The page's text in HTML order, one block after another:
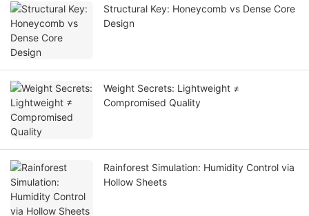
Structural Key: Honeycomb vs Dense Core
Design
Weight Secrets: Lightweight ≠
Compromised Quality
Rainforest Simulation: Humidity Control via
Hollow Sheets